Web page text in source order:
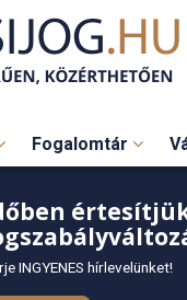
Fogalomtár
INGYENES hírlevelünket!